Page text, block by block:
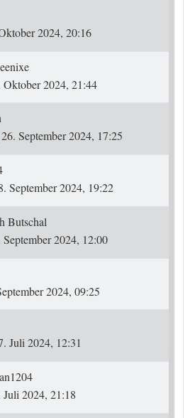
2024, 20:16
Oktober 2024, 21:44
September 2024, 17:25
September 2024, 19:22
Butschal
2024, 12:00
2024, 09:25
Juli 2024, 12:31
2024, 21:18